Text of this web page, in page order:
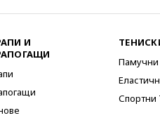
И
Памучни
Спортни